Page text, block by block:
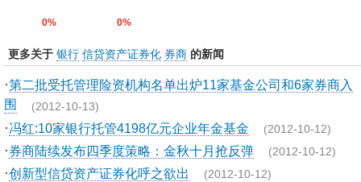
0% 0%
更多关于 银行 信贷资产证券化 券商 的新闻
·第二批受托管理险资机构名单出炉11家基金公司和6家券商入
围 (2012-10-13)
·冯红:10家银行托管4198亿元企业年金基金 (2012-10-12)
·券商陆续发布四季度策略：金秋十月抢反弹 (2012-10-12)
·创新型信贷资产证券化呼之欲出 (2012-10-12)